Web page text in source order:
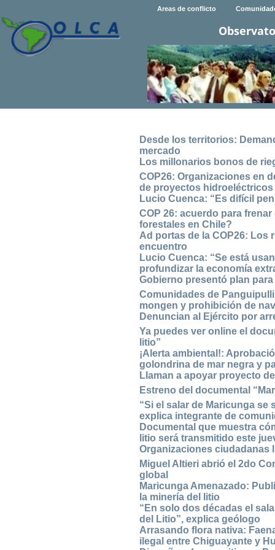
Areas de conflicto
Desde los territorios:
mercado
Los millonarios bonos de
COP26: Organizaciones en
de proyectos hidroeléctricos
Lucio Cuenca: “Es difícil
COP 26: acuerdo para
forestales en Chile?
Ad portas de la COP26: Los
encuentro
Lucio Cuenca: “Se está
profundizar la economía
Gobierno presentó plan
Comunidades de
mongen y prohibición de
Denuncian al Ejército por
Ya puedes ver online el
litio”
¡Alerta ambiental!:
golondrina de mar negra y
Llaman a apoyar proyecto
Estreno del documental
“Si el salar de Maricunga
explica integrante de
Documental que muestra
litio será transmitido este
Organizaciones ciudadanas
Miguel Altieri abrió el 2do
global
Maricunga Amenazado:
la minería del litio
“En solo dos décadas el
del Litio”, explica geólogo
Arrasando flora nativa:
ilegal entre Chiguayante y